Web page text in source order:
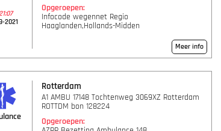
2021
Opgeroepen:
Infocode wegennet Regio
Haaglanden,Hollands-Midden
Meer info
Rotterdam
A1 AMBU 17148 Tochtenweg 3069XZ Rotterdam
ROTTDM bon 128224
Opgeroepen: